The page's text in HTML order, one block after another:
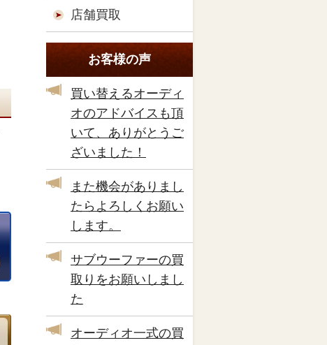
店舗買取
お客様の声
買い替えるオーディ
オのアドバイスも頂
いて、ありがとうご
ざいました！
また機会がありまし
たらよろしくお願い
します。
サブウーファーの買
取りをお願いしまし
た
オーディオ一式の買